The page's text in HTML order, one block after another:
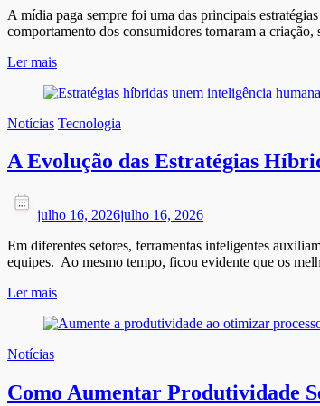
A mídia paga sempre foi uma das principais
comportamento dos consumidores tornaram a
Ler mais
Notícias Tecnologia
A Evolução das Estratégias
julho 16, 2026julho 16, 2026
Em diferentes setores, ferramentas inteligentes
equipes. Ao mesmo tempo, ficou evidente que os
Ler mais
Notícias
Como Aumentar Produtividade